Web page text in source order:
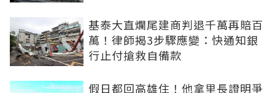
基泰大直爛尾建商判退千萬再賠百
萬！律師揭3步驟應變：快通知銀
行止付搶救自備款
假日都回高雄住！他拿里長證明爭